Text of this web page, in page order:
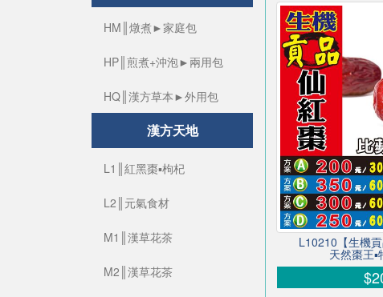
L10210【生機貢
天然棗王▪
HM║燉煮►家庭包
HP║煎煮+沖泡►兩用包
HQ║漢方草本►外用包
漢方天地
L1║紅黑棗▪枸杞
L2║元氣食材
M1║漢草花茶
M2║漢草花茶